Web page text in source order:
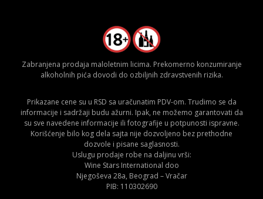
Zabranjena prodaja maloletnim licima. Prekomerno konzumiranje
alkoholnih pića dovodi do ozbiljnih zdravstvenih rizika.
Prikazane cene su u RSD sa uračunatim PDV-om. Trudimo se da
informacije i sadržaji budu ažurni. Ipak, ne možemo garantovati da
su sve navedene informacije ili fotografije u potpunosti ispravne.
Korišćenje bilo kog dela sajta nije dozvoljeno bez prethodne
dozvole i pisane saglasnosti.
Uslugu prodaje robe na daljinu vrši:
Wine Stars International doo
Njegoševa 28a, Beograd – Vračar
PIB: 110302690